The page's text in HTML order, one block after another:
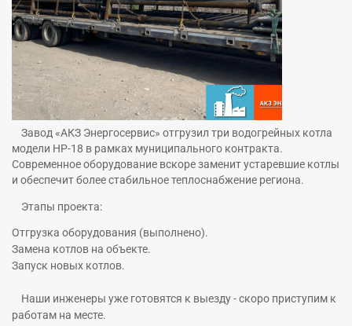
Завод «АКЗ Энергосервис» отгрузил три водогрейных котла
модели НР‑18 в рамках муниципального контракта.
Современное оборудование вскоре заменит устаревшие котлы
и обеспечит более стабильное теплоснабжение региона.
Этапы проекта:
Отгрузка оборудования (выполнено).
Замена котлов на объекте.
Запуск новых котлов.
Наши инженеры уже готовятся к выезду - скоро приступим к
работам на месте.